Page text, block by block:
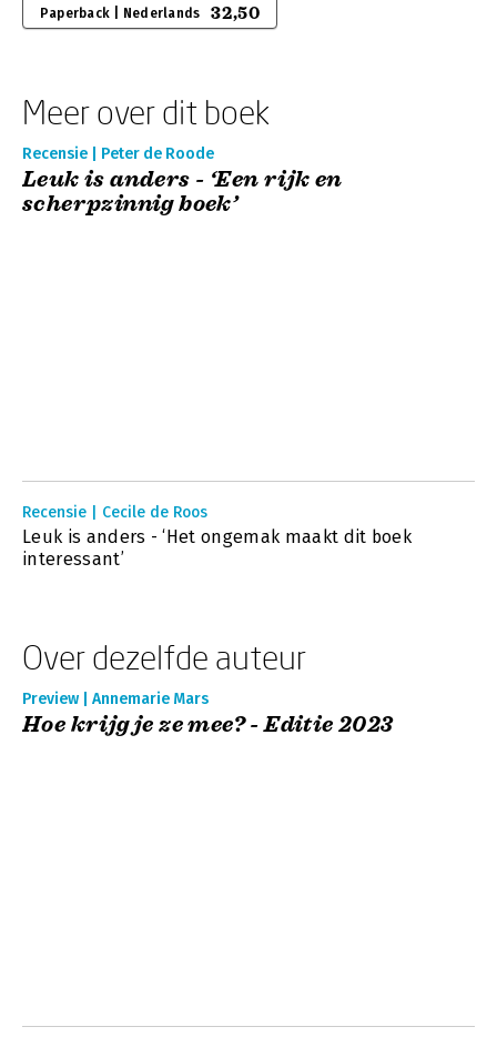
Paperback | Nederlands 32,50
Meer over dit boek
Recensie | Peter de Roode
Leuk is anders - ‘Een rijk en
scherpzinnig boek’
Recensie | Cecile de Roos
Leuk is anders - ‘Het ongemak maakt dit boek
interessant’
Over dezelfde auteur
Preview | Annemarie Mars
Hoe krijg je ze mee? - Editie 2023